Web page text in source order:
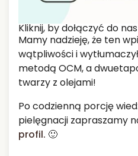
Kliknij, by dołączyć do
Mamy nadzieję, że ten
wątpliwości i
metodą OCM, a
twarzy z olejami!
Po codzienną porcję
pielęgnacji zapraszamy
profil. 🙂